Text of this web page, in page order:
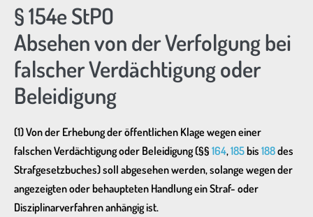
§ 154e StPO
Absehen von der Verfolgung bei
falscher Verdächtigung oder
Beleidigung
(1) Von der Erhebung der öffentlichen Klage wegen einer
falschen Verdächtigung oder Beleidigung (§§ 164,185bis 188des
Strafgesetzbuches) soll abgesehen werden, solange wegen der
angezeigten oder behaupteten Handlung ein Straf- oder
Disziplinarverfahren anhängig ist.